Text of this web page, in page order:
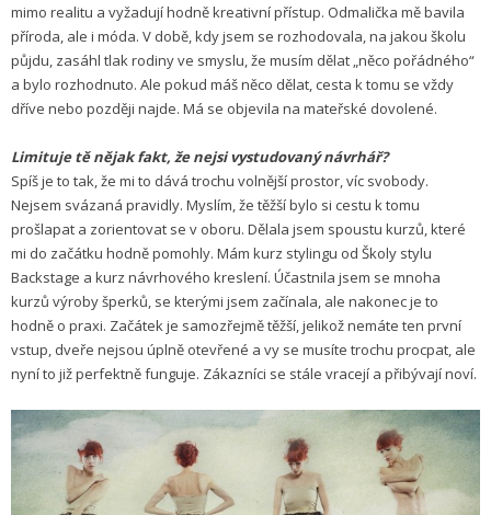
mimo realitu a vyžadují hodně kreativní přístup. Odmalička mě bavila
příroda, ale i móda. V době, kdy jsem se rozhodovala, na jakou školu
půjdu, zasáhl tlak rodiny ve smyslu, že musím dělat „něco pořádného“
a bylo rozhodnuto. Ale pokud máš něco dělat, cesta k tomu se vždy
dříve nebo později najde. Má se objevila na mateřské dovolené.
Limituje tě nějak fakt, že nejsi vystudovaný návrhář?
Spíš je to tak, že mi to dává trochu volnější prostor, víc svobody.
Nejsem svázaná pravidly. Myslím, že těžší bylo si cestu k tomu
prošlapat a zorientovat se v oboru. Dělala jsem spoustu kurzů, které
mi do začátku hodně pomohly. Mám kurz stylingu od Školy stylu
Backstage a kurz návrhového kreslení. Účastnila jsem se mnoha
kurzů výroby šperků, se kterými jsem začínala, ale nakonec je to
hodně o praxi. Začátek je samozřejmě těžší, jelikož nemáte ten první
vstup, dveře nejsou úplně otevřené a vy se musíte trochu procpat, ale
nyní to již perfektně funguje. Zákazníci se stále vracejí a přibývají noví.